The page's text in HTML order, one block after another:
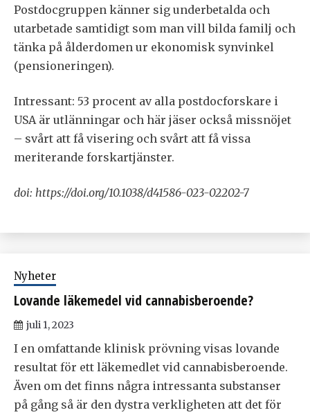
Postdocgruppen känner sig underbetalda och
utarbetade samtidigt som man vill bilda familj och
tänka på ålderdomen ur ekonomisk synvinkel
(pensioneringen).
Intressant: 53 procent av alla postdocforskare i
USA är utlänningar och här jäser också missnöjet
– svårt att få visering och svårt att få vissa
meriterande forskartjänster.
doi: https://doi.org/10.1038/d41586-023-02202-7
Nyheter
Lovande läkemedel vid cannabisberoende?
juli 1, 2023
I en omfattande klinisk prövning visas lovande
resultat för ett läkemedlet vid cannabisberoende.
Även om det finns några intressanta substanser
på gång så är den dystra verkligheten att det för